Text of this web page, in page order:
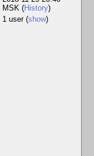
MSK (History)
1 user (show)